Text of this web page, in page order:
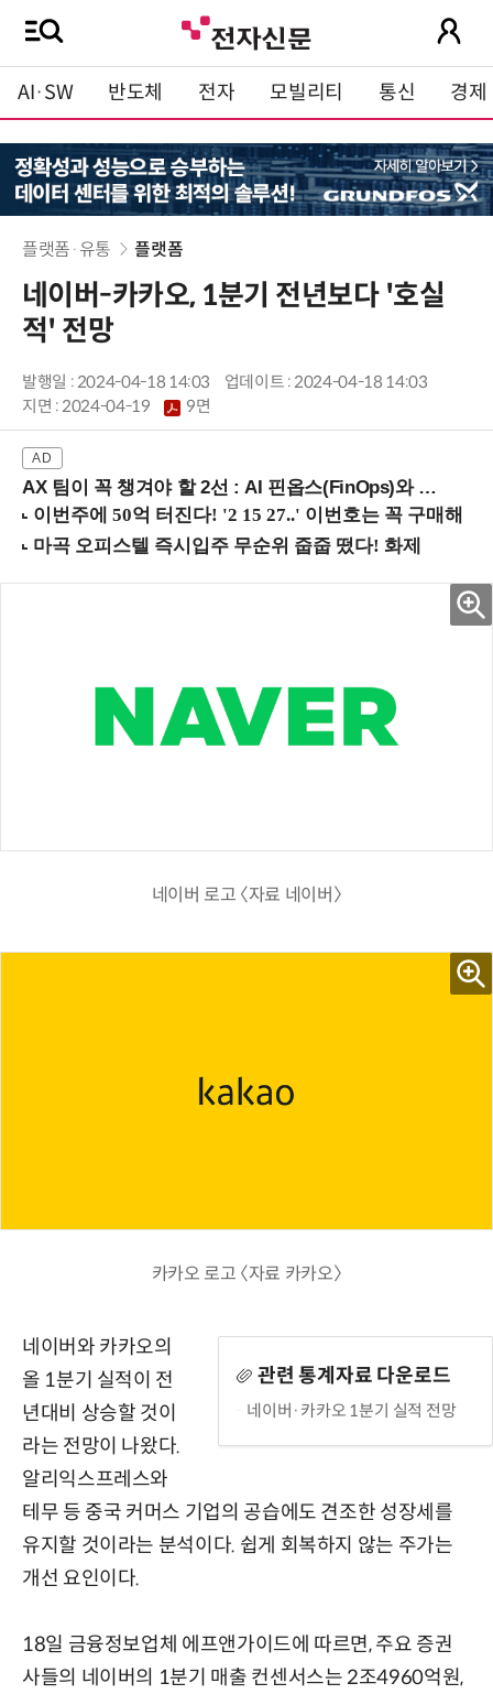
AI·SW 반도체 전자 모빌리티 통신 경제
플랫폼·유통 플랫폼
네이버-카카오, 1분기 전년보다 '호실
적' 전망
발행일 : 2024-04-18 14:03
업데이트 : 2024-04-18 14:03
지면 :2024-04-19 9면
AX 팀이 꼭 챙겨야 할 2선 : AI 핀옵스(FinOps)와 토큰 거버넌스 (8/21 잠실역)
네이버 로고 〈자료 네이버〉
카카오 로고 〈자료 카카오〉
관련 통계자료 다운로드
네이버·카카오 1분기 실적 전망
네이버와 카카오의
올 1분기 실적이 전
년대비 상승할 것이
라는 전망이 나왔다.
알리익스프레스와
테무 등 중국 커머스 기업의 공습에도 견조한 성장세를
유지할 것이라는 분석이다. 쉽게 회복하지 않는 주가는
개선 요인이다.
18일 금융정보업체 에프앤가이드에 따르면, 주요 증권
사들의 네이버의 1분기 매출 컨센서스는 2조4960억원,